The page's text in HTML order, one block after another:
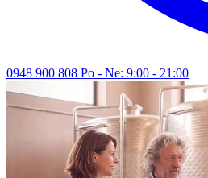
0948 900 808 Po - Ne: 9:00 - 21:00